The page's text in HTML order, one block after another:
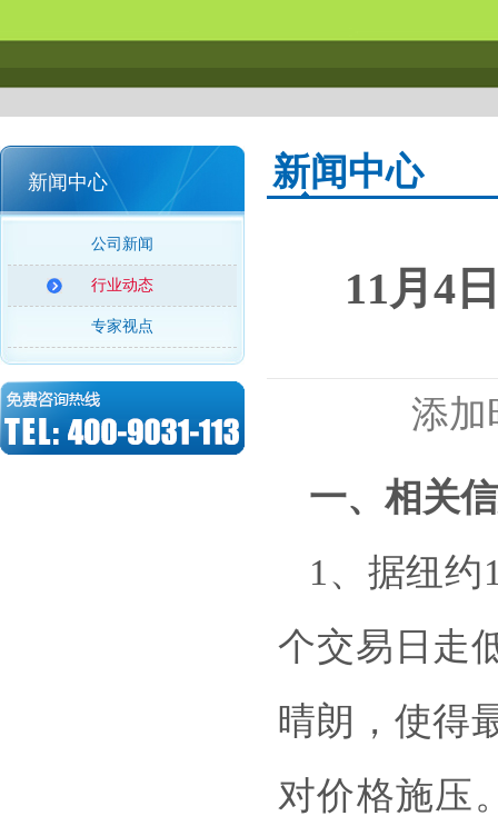
新闻中心
公司新闻
行业动态
专家视点
新闻中心
11月4
添加
一、相关
1、据纽约
个交易日走
晴朗，使得
对价格施压